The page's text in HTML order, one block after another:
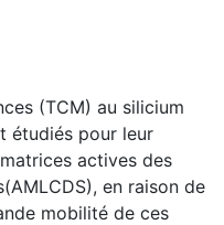
(TCM) au silicium
étudiés pour leur
actives des
en raison de
mobilité de ces